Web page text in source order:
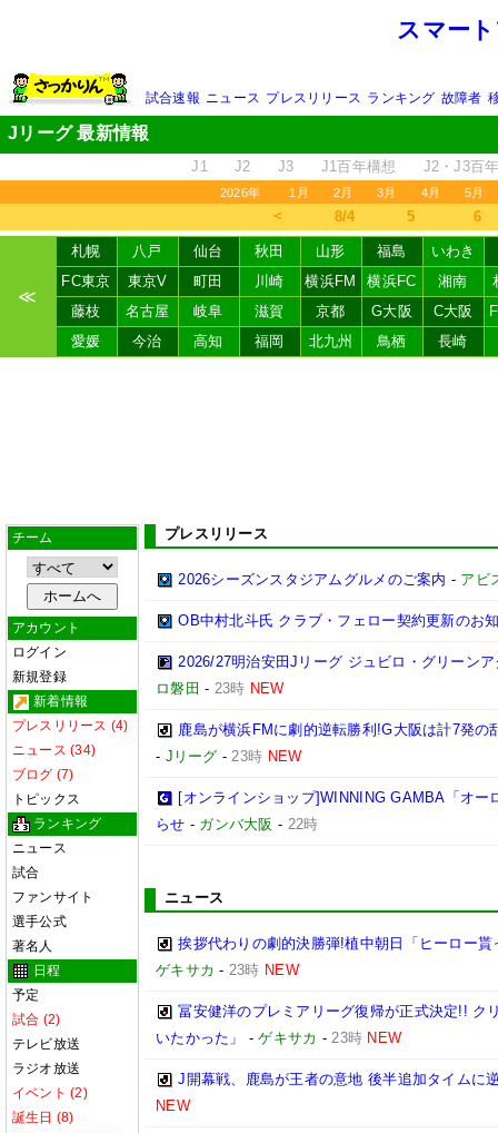
スマー
試合速報 ニュース プレスリリース ランキング 故障者
Jリーグ 最新情報
J1 J2 J3 J1百年構想 J2・J3百
2026年 1月 2月 3月 4月 5月
＜ 8/4 5 6
≪
札幌 八戸 仙台 秋田 山形 福島
いわき
FC東京
東京V 町田 川崎 横浜FM 横浜FC 湘南
藤枝
名古屋 岐阜 滋賀 京都 G大阪 C大阪
愛媛
今治 高知 福岡 北九州 鳥栖 長崎
チーム
アカウント
ログイン
新規登録
新着情報
プレスリリース (4)
ニュース (34)
ブログ (7)
トピックス
ランキング
ニュース
試合
ファンサイト
選手公式
著名人
日程
予定
試合 (2)
テレビ放送
ラジオ放送
イベント (2)
誕生日 (8)
プレスリリース
2026シーズンスタジアムグルメのご案内 - アビ
OB中村北斗氏 クラブ・フェロー契約更新のお
2026/27明治安田Jリーグ ジュビロ・グリーン
ロ磐田 - 23時 NEW
鹿島が横浜FMに劇的逆転勝利!G大阪は計7発
- Jリーグ -23時 NEW
[オンラインショップ]WINNING GAMBA「オ
らせ - ガンバ大阪 - 22時
ニュース
挨拶代わりの劇的決勝弾!植中朝日「ヒーロー
ゲキサカ - 23時 NEW
冨安健洋のプレミアリーグ復帰が正式決定!! ク
いたかった」
-ゲキサカ -23時 NEW
J開幕戦、鹿島が王者の意地 後半追加タイムに
NEW